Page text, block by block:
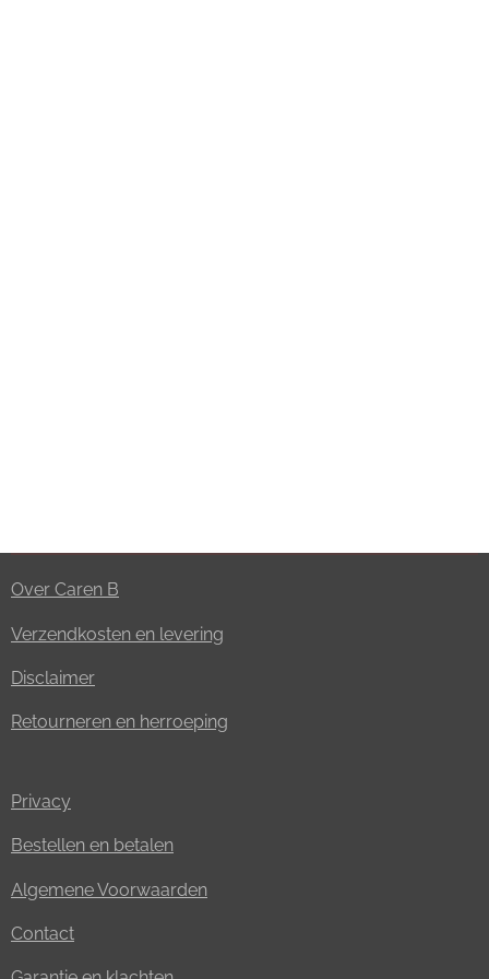
Over Caren B
Verzendkosten en levering
Disclaimer
Retourneren en herroeping
Privacy
Bestellen en betalen
Algemene Voorwaarden
Contact